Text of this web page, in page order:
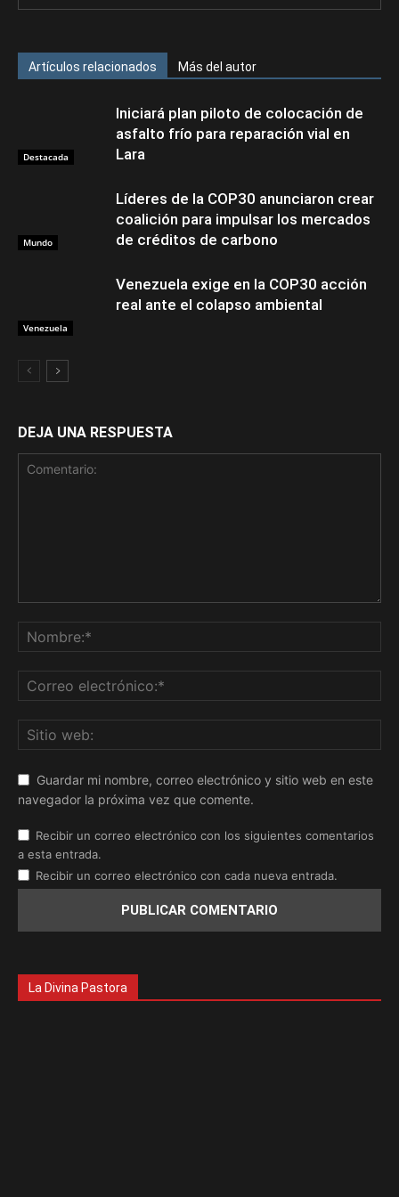
Artículos relacionados Más del autor
Destacada
Iniciará plan piloto de colocación de
asfalto frío para reparación vial en
Lara
Mundo
Líderes de la COP30 anunciaron crear
coalición para impulsar los mercados
de créditos de carbono
Venezuela
Venezuela exige en la COP30 acción
real ante el colapso ambiental
DEJA UNA RESPUESTA
Guardar mi nombre, correo electrónico y sitio web en este
navegador la próxima vez que comente.
Recibir un correo electrónico con los siguientes comentarios
a esta entrada.
Recibir un correo electrónico con cada nueva entrada.
La Divina Pastora